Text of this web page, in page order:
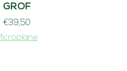
GROF
€39,50